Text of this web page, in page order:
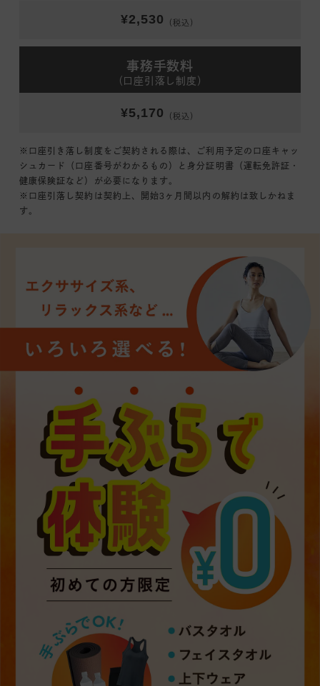
¥2,530 （税込）
事務手数料
（口座引落し制度）
¥5,170 （税込）
※口座引き落し制度をご契約される際は、ご利用予定の口座キャッ
シュカード（口座番号がわかるもの）と身分証明書（運転免許証・
健康保険証など）が必要になります。
※口座引落し契約は契約上、開始3ヶ月間以内の解約は致しかねま
す。